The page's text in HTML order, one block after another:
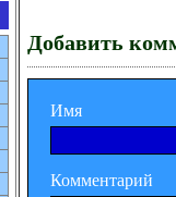
Добавить
Имя
Комментарий